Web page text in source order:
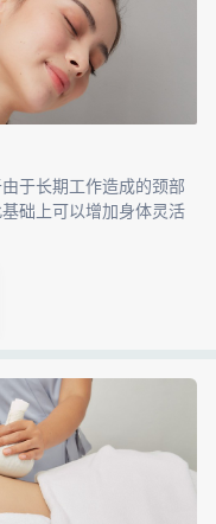
于长期工作造成的颈部
础上可以增加身体灵活